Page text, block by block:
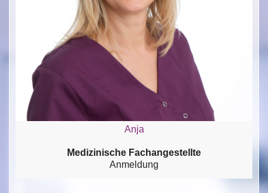
Anja
Medizinische Fachangestellte
Anmeldung